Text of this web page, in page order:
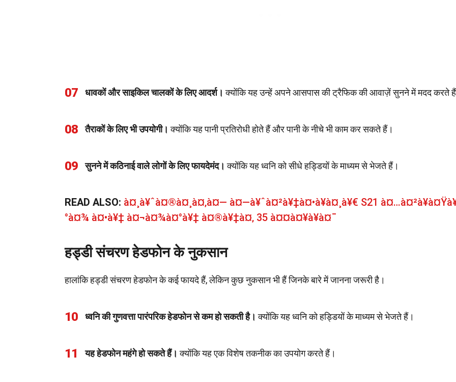
07 धावकों और साइकिल चालकों के लिए आदर्श। क्योंकि यह उन्हें अपने आसपास की ट्रैफिक की आवाज़ें सुनने में मदद करते
08 तैराकों के लिए भी उपयोगी। क्योंकि यह पानी प्रतिरोधी होते हैं और पानी के नीचे भी काम कर सकते हैं।
09 सुनने में कठिनाई वाले लोगों के लिए फायदेमंद। क्योंकि यह ध्वनि को सीधे हड्डियों के माध्यम से भेजते हैं।
READ ALSO: à¤¸à¥ˆà¤®à¤¸à¤‚à¤— à¤—à¥ˆà¤²à¥‡à¤•à¥à¤¸à¥€ S21
°à¤¾ à¤•à¥‡ à¤¬à¤¾à¤°à¥‡ à¤®à¥‡à¤‚ 35 à¤¤à¤¥à¥à¤¯
हड्डी संचरण हेडफोन के नुकसान
हालांकि हड्डी संचरण हेडफोन के कई फायदे हैं, लेकिन कुछ नुकसान भी हैं जिनके बारे में जानना जरूरी है।
10 ध्वनि की गुणवत्ता पारंपरिक हेडफोन से कम हो सकती है। क्योंकि यह ध्वनि को हड्डियों के माध्यम से भेजते हैं।
11 यह हेडफोन महंगे हो सकते हैं। क्योंकि यह एक विशेष तकनीक का उपयोग करते हैं।